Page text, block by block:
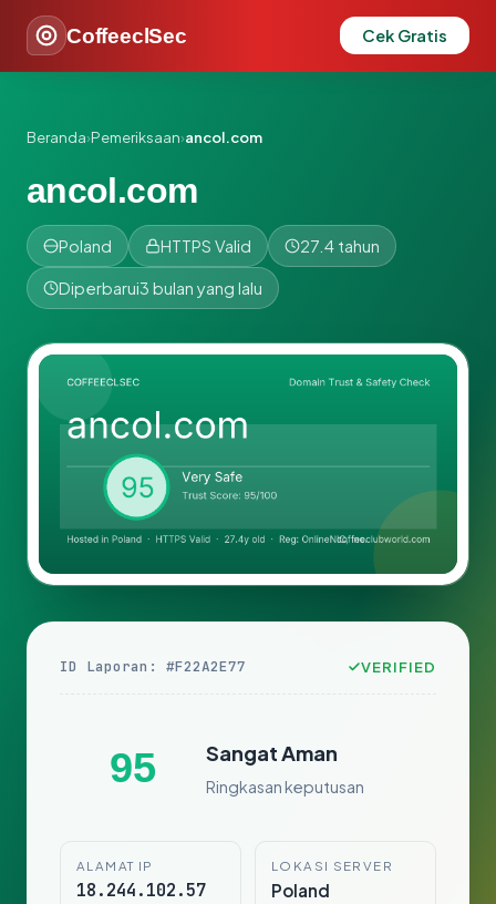
CoffeeclSec Cek Gratis
Beranda›Pemeriksaan›ancol.com
ancol.com
Poland HTTPS Valid 27.4 tahun
Diperbarui3 bulan yang lalu
ID Laporan: #F22A2E77 VERIFIED
95 Sangat Aman
Ringkasan keputusan
ALAMAT IP
18.244.102.57
LOKASI SERVER
Poland